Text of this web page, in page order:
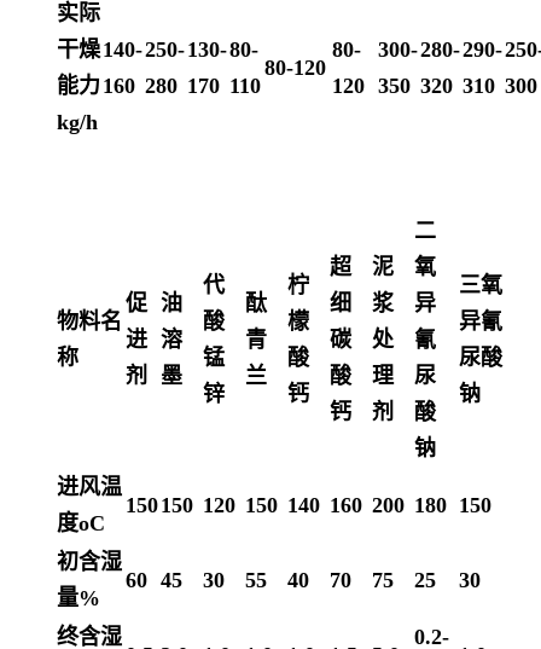
实际
干燥
能力
kg/h
140-
160
250-
280
130-
170
80-
110
80-120
80-
120
300-
350
280-
320
290-
310 300
物料名
称
促
进
剂
油
溶
墨
代
酸
锰
锌
酞
青
兰
柠
檬
酸
钙
超
细
碳
酸
钙
泥
浆
处
理
剂
二
氧
异
氰
尿
酸
钠
三氧
异氰
尿酸
钠
进风温
度oC
150150 120 150 140 160 200 180 150
初含湿
量%
60 45 30 55 40 70 75 25 30
终含湿 0.2-